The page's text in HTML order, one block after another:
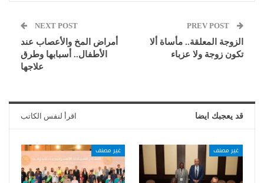
الزوجة المعلقة.. مأساة ألا
تكون زوجة ولا عزباء
NEXT POST
أمراض المخ والأعصاب عند
الأطفال.. أسبابها وطرق
علاجها
قد يعجبك ايضا اقرأ لنفس الكاتب
غير مصنف غير مصنف